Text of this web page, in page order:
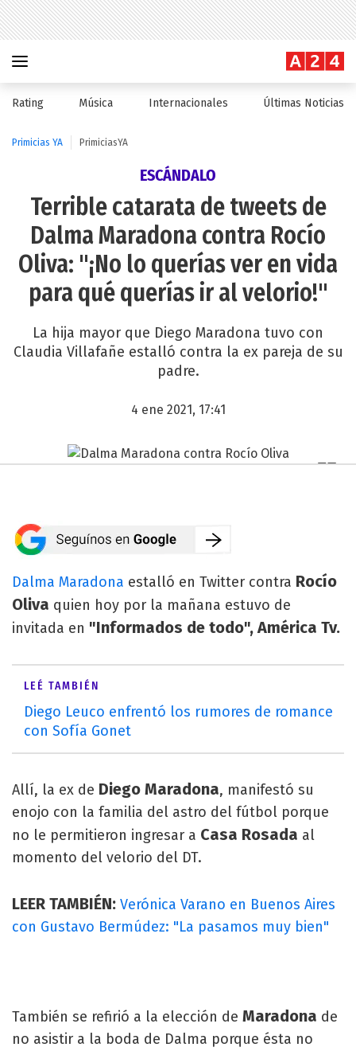
Rating Música Internacionales Últimas Noticias
Primicias YA PrimiciasYA
ESCÁNDALO
Terrible catarata de tweets de
Dalma Maradona contra Rocío
Oliva: "¡No lo querías ver en vida
para qué querías ir al velorio!"
La hija mayor que Diego Maradona tuvo con
Claudia Villafañe estalló contra la ex pareja de su
padre.
4 ene 2021, 17:41
Dalma Maradona estalló en Twitter contra Rocío
Oliva quien hoy por la mañana estuvo de
invitada en "Informados de todo", América Tv.
LEÉ TAMBIÉN
Diego Leuco enfrentó los rumores de romance
con Sofía Gonet
Allí, la ex de Diego Maradona, manifestó su
enojo con la familia del astro del fútbol porque
no le permitieron ingresar a Casa Rosada al
momento del velorio del DT.
LEER TAMBIÉN: Verónica Varano en Buenos Aires
con Gustavo Bermúdez: "La pasamos muy bien"
También se refirió a la elección de Maradona de
no asistir a la boda de Dalma porque ésta no